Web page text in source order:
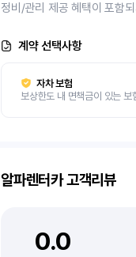
정비/관리 제공 혜택이 포함
계약 선택사항
자차 보험
보상한도 내 면책금이 있는 보
알파렌터카고객리뷰
0.0